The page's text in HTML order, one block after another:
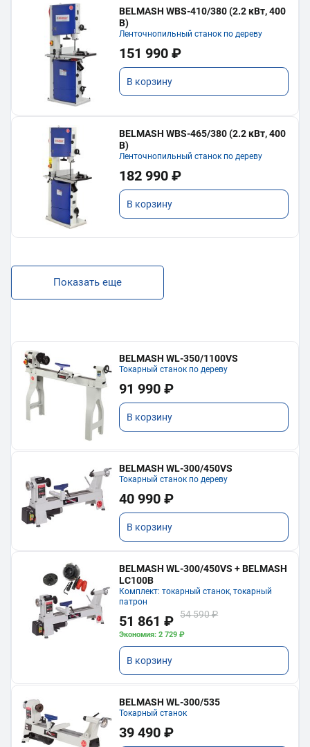
BELMASH WBS-410/380 (2.2 кВт, 400
В)
Ленточнопильный станок по дереву
151 990 ₽
В корзину
BELMASH WBS-465/380 (2.2 кВт, 400
В)
Ленточнопильный станок по дереву
182 990 ₽
В корзину
Показать еще
BELMASH WL-350/1100VS
Токарный станок по дереву
91 990 ₽
В корзину
BELMASH WL-300/450VS
Токарный станок по дереву
40 990 ₽
В корзину
BELMASH WL-300/450VS + BELMASH
LC100B
Комплект: токарный станок, токарный
патрон
51 861 ₽ 54 590 ₽
Экономия: 2 729 ₽
В корзину
BELMASH WL-300/535
Токарный станок
39 490 ₽